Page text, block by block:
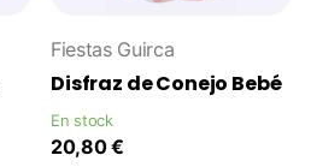
Fiestas Guirca
Disfraz de Conejo Bebé
En stock
20,80 €